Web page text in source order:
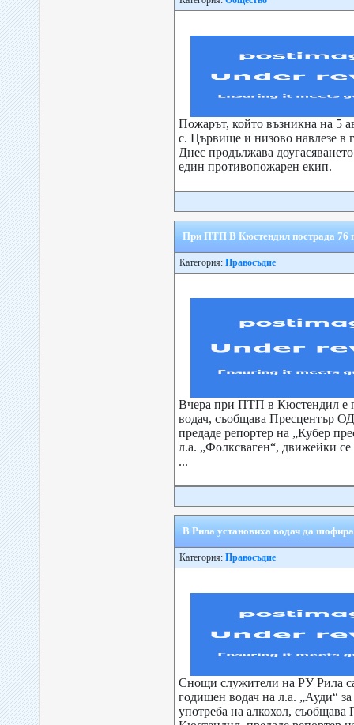
Пожарът, който възникна на 5
с. Цървище и низово навлезе в
Днес продължава
един противопожарен
При ПТП В Кюстендил пострада 76
Категория: Правосъдие
Вчера при ПТП в Кюстендил е
водач, съобщава Пресцентър
предаде репортер на „Кубер
л.а. „Фолксваген“, движейки
...
В Рила установиха водач да
Категория: Правосъдие
Снощи служители на РУ Рила
годишен водач на л.а. „Ауди“
употреба на алкохол,